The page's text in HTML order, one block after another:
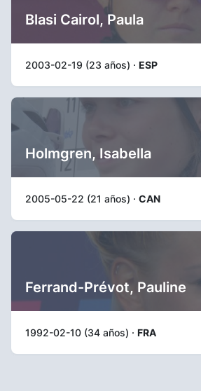
Blasi Cairol, Paula
2003-02-19 (23 años) · ESP
Holmgren, Isabella
2005-05-22 (21 años) · CAN
Ferrand-Prévot, Pauline
1992-02-10 (34 años) · FRA